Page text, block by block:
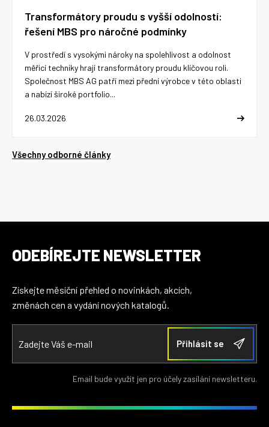
Transformátory proudu s vyšší odolností:
řešení MBS pro náročné podmínky
26.03.2026
V prostředí s vysokými nároky na spolehlivost a odolnost
měřicí techniky hrají transformátory proudu klíčovou roli.
Společnost MBS AG patří mezi přední výrobce v této oblasti
a nabízí široké portfolio...
Všechny odborné články
ODEBÍREJTE NEWSLETTER
Získejte měsíční přehled o novinkách, akcích,
změnách cen a vydání nových katalogů.
Email bude využit jen pro účely zasílání newsletteru.